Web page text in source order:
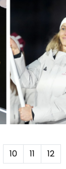
10 11 12